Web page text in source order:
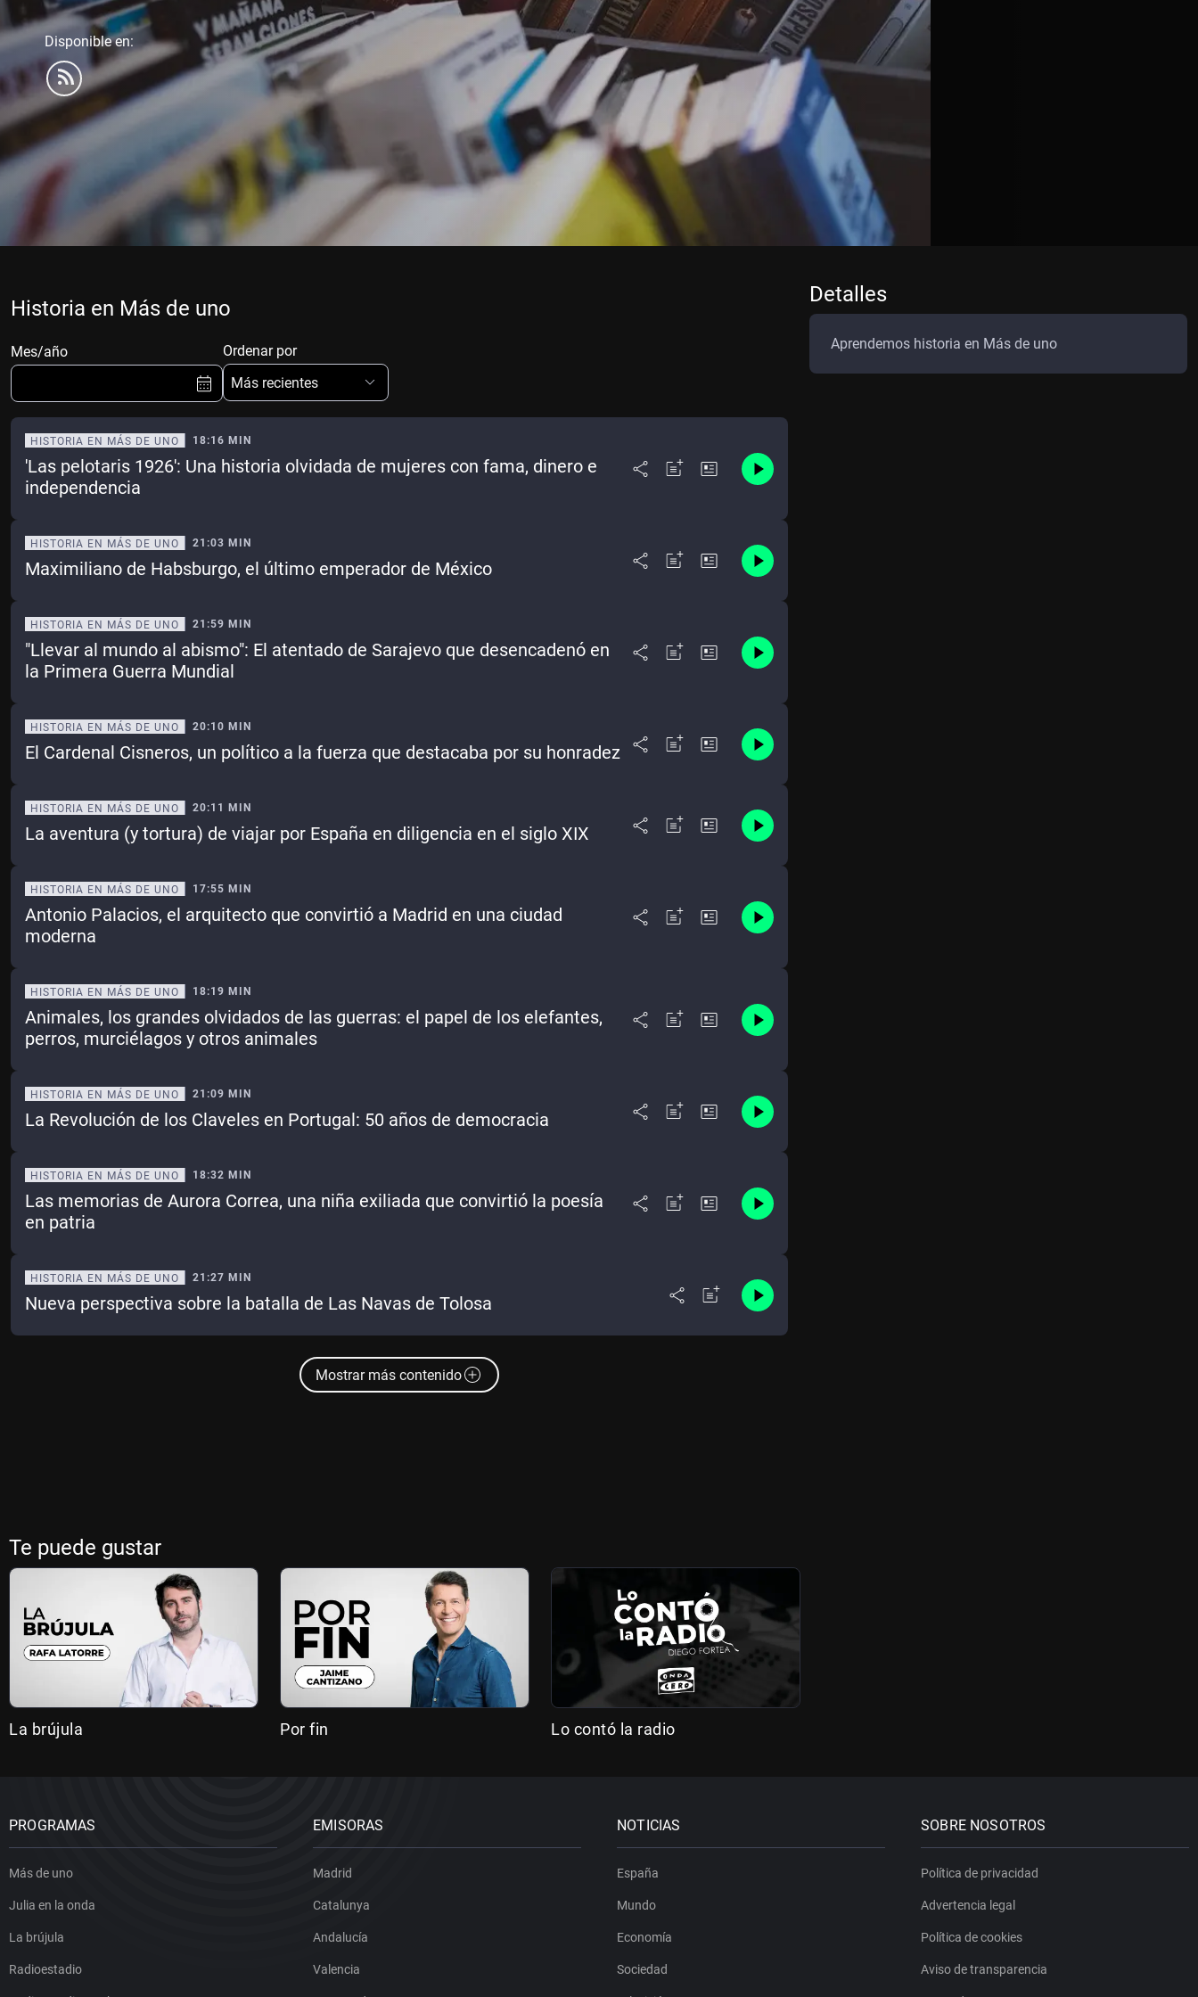
Disponible en:
Historia en Más de uno
Mes/año
Ene Feb Mar
Sep Oct Nov Dic
Ordenar por
Más recientes
HISTORIA EN MÁS DE UNO 18:16 MIN
'Las pelotaris 1926': Una historia olvidada de mujeres con fama, dinero e
independencia
HISTORIA EN MÁS DE UNO 21:03 MIN
Maximiliano de Habsburgo, el último emperador de México
HISTORIA EN MÁS DE UNO 21:59 MIN
"Llevar al mundo al abismo": El atentado de Sarajevo que desencadenó en
la Primera Guerra Mundial
HISTORIA EN MÁS DE UNO 20:10 MIN
El Cardenal Cisneros, un político a la fuerza que destacaba por su honradez
HISTORIA EN MÁS DE UNO 20:11 MIN
La aventura (y tortura) de viajar por España en diligencia en el siglo XIX
HISTORIA EN MÁS DE UNO 17:55 MIN
Antonio Palacios, el arquitecto que convirtió a Madrid en una ciudad
moderna
HISTORIA EN MÁS DE UNO 18:19 MIN
Animales, los grandes olvidados de las guerras: el papel de los elefantes,
perros, murciélagos y otros animales
HISTORIA EN MÁS DE UNO 21:09 MIN
La Revolución de los Claveles en Portugal: 50 años de democracia
HISTORIA EN MÁS DE UNO 18:32 MIN
Las memorias de Aurora Correa, una niña exiliada que convirtió la poesía
en patria
HISTORIA EN MÁS DE UNO 21:27 MIN
Nueva perspectiva sobre la batalla de Las Navas de Tolosa
Mostrar más contenido
Detalles
Aprendemos historia en Más de uno
Te puede gustar
La brújula Por fin Lo contó la radio
PROGRAMAS
Más de uno
Julia en la onda
La brújula
Radioestadio
EMISORAS
Madrid
Catalunya
Andalucía
Valencia
NOTICIAS
España
Mundo
Economía
Sociedad
SOBRE NOSOTROS
Política de privacidad
Advertencia legal
Política de cookies
Aviso de transparencia